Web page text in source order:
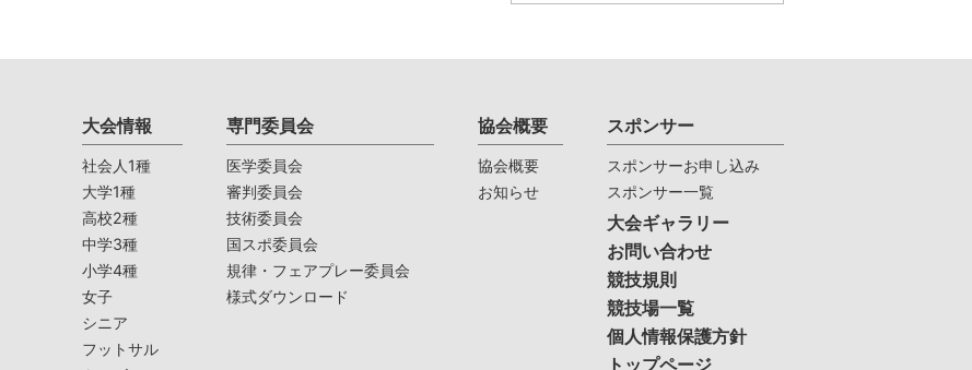
大会情報
社会人1種
大学1種
高校2種
中学3種
小学4種
女子
シニア
フットサル
専門委員会
医学委員会
審判委員会
技術委員会
国スポ委員会
規律・フェアプレー委員会
様式ダウンロード
協会概要
協会概要
お知らせ
スポンサー
スポンサーお申し込み
スポンサー一覧
大会ギャラリー
お問い合わせ
競技規則
競技場一覧
個人情報保護方針
トップページ